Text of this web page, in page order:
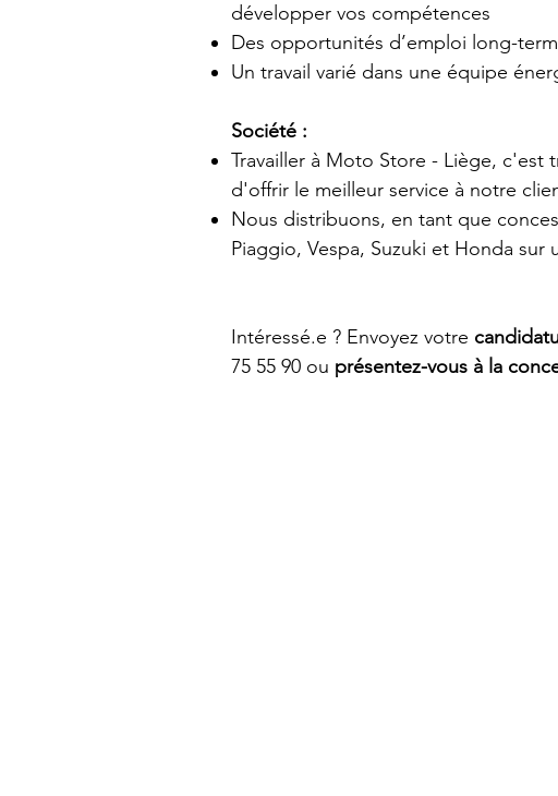
développer vos compétences
Des opportunités d’emploi long-
Un travail varié dans une équipe
Société :
Travailler à Moto Store - Liège, c'est
d'offrir le meilleur service à notre
Nous distribuons, en tant que
Piaggio, Vespa, Suzuki et Honda sur
Intéressé.e ? Envoyez votre
75 55 90 ou présentez-vous à la